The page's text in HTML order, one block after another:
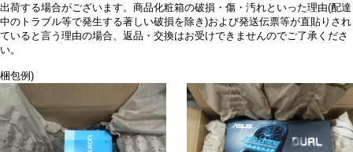
出荷する場合がございます。商品化粧箱の破損・傷・汚れといった理由(配達
中のトラブル等で発生する著しい破損を除き)および発送伝票等が直貼りされ
ていると言う理由の場合、返品・交換はお受けできませんのでご了承くださ
い。
梱包例)